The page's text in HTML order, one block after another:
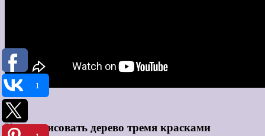
Как нарисовать дерево тремя красками
1